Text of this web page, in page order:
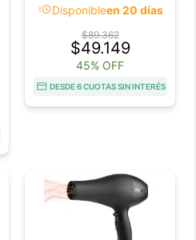
acuteDisponibleen 20 días
$89.362
$49.149
45% OFF
DESDE 6 CUOTAS SIN INTERÉS